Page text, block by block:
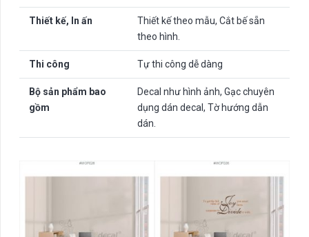
Thiết kế, In ấn
Thiết kế theo mẫu, Cắt bế sẵn
theo hình.
Thi công Tự thi công dễ dàng
Bộ sản phẩm bao
gồm
Decal như hình ảnh, Gạc chuyên
dụng dán decal, Tờ hướng dẫn
dán.